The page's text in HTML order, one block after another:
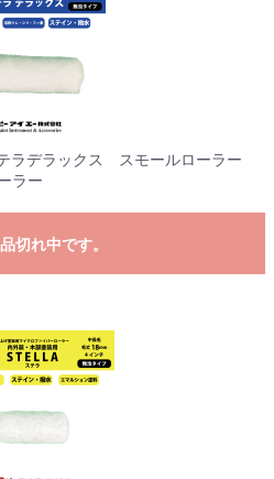
テラデラックス スモールローラー
ラー
切れ中です。